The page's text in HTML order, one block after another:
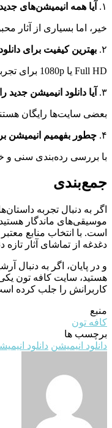
۱. آیا همه انیمیشن‌های
خیر، اما بسیاری از آثار
۲. بهترین کیفیت برای
Full HD یا 1080p برای تجربه بصری کامل پیشنهاد می‌شود.
۳. آیا دانلود انیمیشن
بعضی سایت‌ها رایگان
۴. چطور بفهمیم
با بررسی رده‌بندی سنی و
جمع‌بندی
اگر به دنبال تجربه
موسیقی‌های ماندگار
است. با انتخاب منابع
دغدغه از تماشای آثار تازه
و در پایان، اگر به دنبال
هستید، سایت کافه تون
کاربرانش را جلب کرده
منبع
کافه تون
برچسب ها
دانلود انیمیشن دانلود